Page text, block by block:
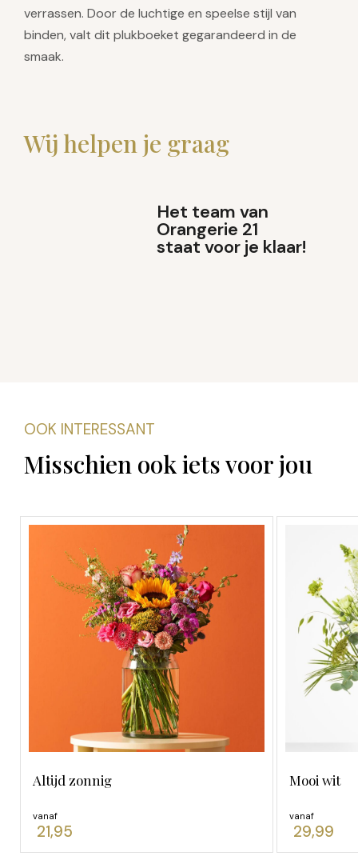
verrassen. Door de luchtige en speelse stijl van
binden, valt dit plukboeket gegarandeerd in de
smaak.
Wij helpen je graag
Het team van
Orangerie 21
staat voor je klaar!
OOK INTERESSANT
Misschien ook iets voor jou
Altijd zonnig
vanaf
21,95
Mooi wit
vanaf
29,99